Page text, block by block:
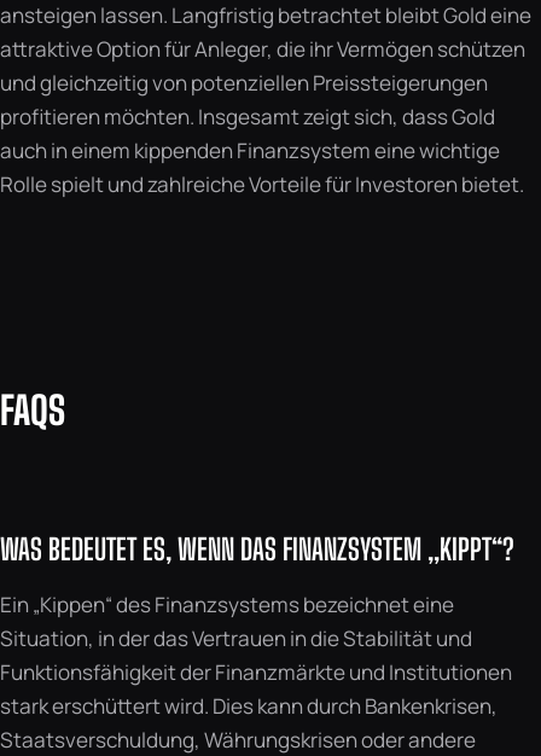
ansteigen lassen. Langfristig betrachtet bleibt Gold eine
attraktive Option für Anleger, die ihr Vermögen schützen
und gleichzeitig von potenziellen Preissteigerungen
profitieren möchten. Insgesamt zeigt sich, dass Gold
auch in einem kippenden Finanzsystem eine wichtige
Rolle spielt und zahlreiche Vorteile für Investoren bietet.
FAQS
WAS BEDEUTET ES, WENN DAS FINANZSYSTEM „KIPPT“?
Ein „Kippen“ des Finanzsystems bezeichnet eine
Situation, in der das Vertrauen in die Stabilität und
Funktionsfähigkeit der Finanzmärkte und Institutionen
stark erschüttert wird. Dies kann durch Bankenkrisen,
Staatsverschuldung, Währungskrisen oder andere